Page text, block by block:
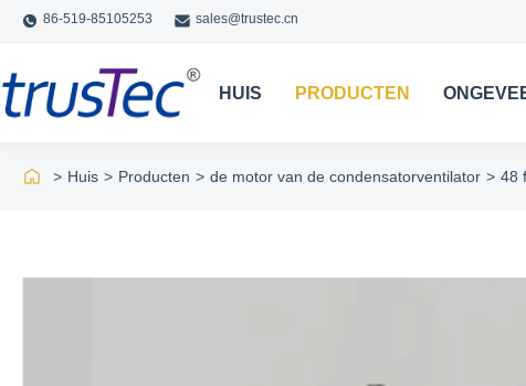
86-519-85105253 sales@trustec.cn
HUIS PRODUCTEN
> Huis > Producten > de motor van de condensatorventilator > 48